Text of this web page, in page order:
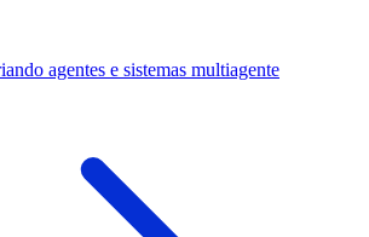
agentes e sistemas multiagente